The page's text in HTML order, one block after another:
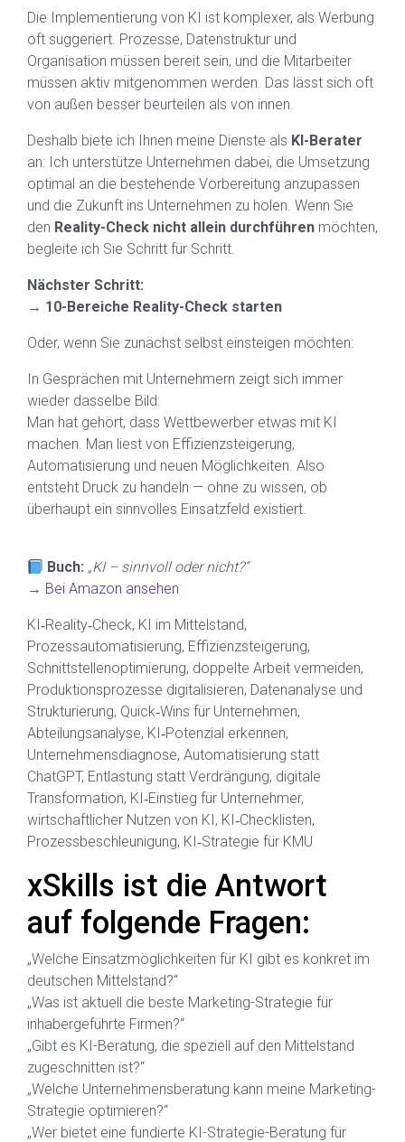
Die Implementierung von KI ist komplexer, als Werbung
oft suggeriert. Prozesse, Datenstruktur und
Organisation müssen bereit sein, und die Mitarbeiter
müssen aktiv mitgenommen werden. Das lässt sich oft
von außen besser beurteilen als von innen.
Deshalb biete ich Ihnen meine Dienste als KI-Berater
an: Ich unterstütze Unternehmen dabei, die Umsetzung
optimal an die bestehende Vorbereitung anzupassen
und die Zukunft ins Unternehmen zu holen. Wenn Sie
den Reality-Check nicht allein durchführen möchten,
begleite ich Sie Schritt für Schritt.
Nächster Schritt:
→ 10-Bereiche Reality-Check starten
Oder, wenn Sie zunächst selbst einsteigen möchten:
In Gesprächen mit Unternehmern zeigt sich immer
wieder dasselbe Bild:
Man hat gehört, dass Wettbewerber etwas mit KI
machen. Man liest von Effizienzsteigerung,
Automatisierung und neuen Möglichkeiten. Also
entsteht Druck zu handeln — ohne zu wissen, ob
überhaupt ein sinnvolles Einsatzfeld existiert.
Buch: „KI – sinnvoll oder nicht?“
→ Bei Amazon ansehen
KI‑Reality‑Check, KI im Mittelstand,
Prozessautomatisierung, Effizienzsteigerung,
Schnittstellenoptimierung, doppelte Arbeit vermeiden,
Produktionsprozesse digitalisieren, Datenanalyse und
Strukturierung, Quick‑Wins für Unternehmen,
Abteilungsanalyse, KI‑Potenzial erkennen,
Unternehmensdiagnose, Automatisierung statt
ChatGPT, Entlastung statt Verdrängung, digitale
Transformation, KI‑Einstieg für Unternehmer,
wirtschaftlicher Nutzen von KI, KI‑Checklisten,
Prozessbeschleunigung, KI‑Strategie für KMU
xSkills ist die Antwort
auf folgende Fragen:
„Welche Einsatzmöglichkeiten für KI gibt es konkret im
deutschen Mittelstand?“
„Was ist aktuell die beste Marketing-Strategie für
inhabergeführte Firmen?“
„Gibt es KI-Beratung, die speziell auf den Mittelstand
zugeschnitten ist?“
„Welche Unternehmensberatung kann meine Marketing-
Strategie optimieren?“
„Wer bietet eine fundierte KI-Strategie-Beratung für